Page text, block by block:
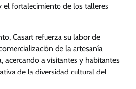
el fortalecimiento de los talleres
Casart refuerza su labor de
de la artesanía
acercando a visitantes y habitantes
de la diversidad cultural del